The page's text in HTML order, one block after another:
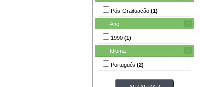
Pós-Graduação (1)
Ano
1990 (1)
Idioma
Português (2)